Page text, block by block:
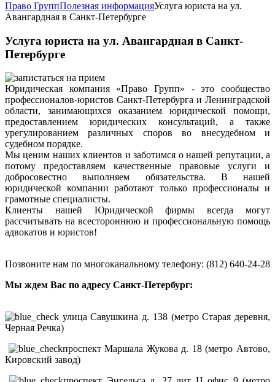
Право ГруппПолезная информацияУслуга юриста на ул.
Авангардная в Санкт-Петербурге
Услуга юриста на ул. Авангардная в Санкт-
Петербурге
Юридическая компания «Право Групп» - это сообщество
профессионалов-юристов Санкт-Петербурга и Ленинградской
области, занимающихся оказанием юридической помощи,
предоставлением юридических консультаций, а также
урегулированием различных споров во внесудебном и
судебном порядке.
Мы ценим наших клиентов и заботимся о нашей репутации, а
потому предоставляем качественные правовые услуги и
добросовестно выполняем обязательства. В нашей
юридической компании работают только профессионалы и
грамотные специалисты.
Клиенты нашей Юридической фирмы всегда могут
рассчитывать на всестороннюю и профессиональную помощь
адвокатов и юристов!
Позвоните нам по многоканальному телефону: (812) 640-24-28
Мы ждем Вас по адресу Санкт-Петербург:
улица Савушкина д. 138 (метро Старая деревня,
Черная Речка)
проспект Маршала Жукова д. 18 (метро Автово,
Кировский завод)